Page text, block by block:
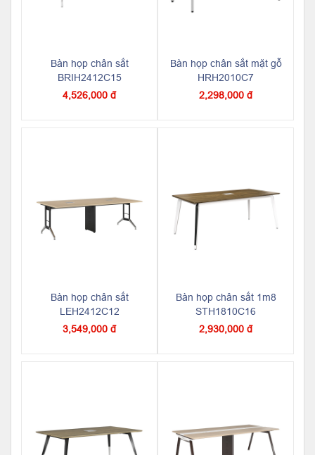
Bàn họp chân sắt
BRIH2412C15
4,526,000 đ
Bàn họp chân sắt mặt gỗ
HRH2010C7
2,298,000 đ
Bàn họp chân sắt
LEH2412C12
3,549,000 đ
Bàn họp chân sắt 1m8
STH1810C16
2,930,000 đ